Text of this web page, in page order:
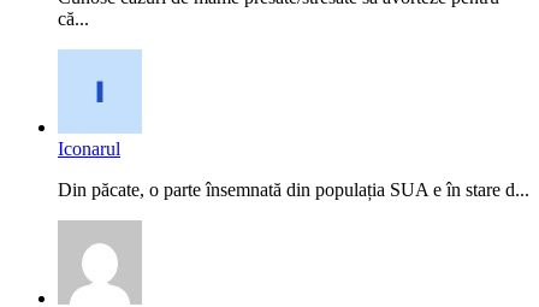
că...
Iconarul
Din păcate, o parte însemnată din populația SUA e în stare d...